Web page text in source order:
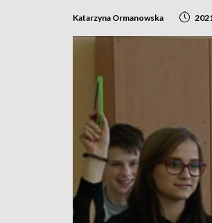
Katarzyna Ormanowska